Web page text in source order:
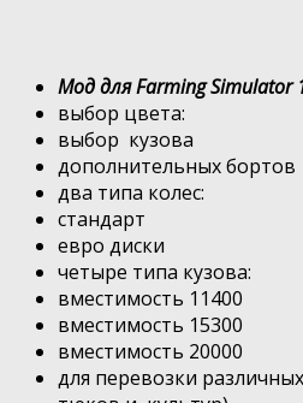
Мод для Farming Simulator
выбор цвета:
выбор кузова
дополнительных бортов
два типа колес:
стандарт
евро диски
четыре типа кузова:
вместимость 11400
вместимость 15300
вместимость 20000
для перевозки